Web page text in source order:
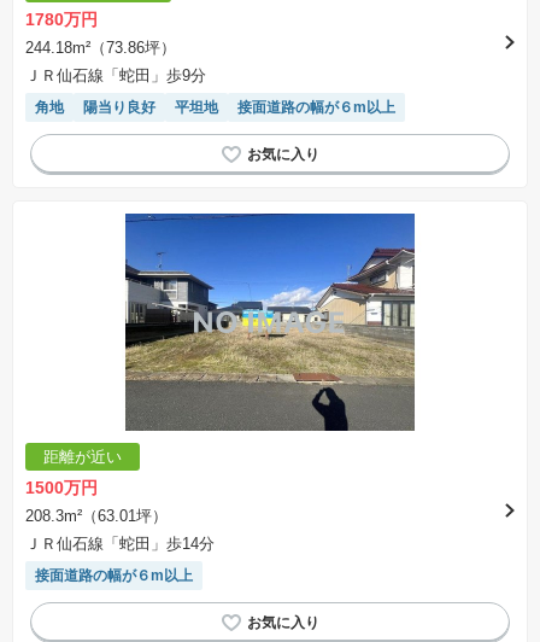
1780万円
244.18m²（73.86坪）
ＪＲ仙石線「蛇田」歩9分
角地 陽当り良好 平坦地 接面道路の幅が６m以上
距離が近い
1500万円
208.3m²（63.01坪）
ＪＲ仙石線「蛇田」歩14分
接面道路の幅が６m以上